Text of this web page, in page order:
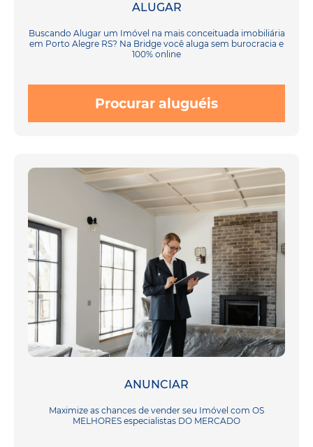
ALUGAR
Buscando Alugar um Imóvel na mais conceituada imobiliária
em Porto Alegre RS? Na Bridge você aluga sem burocracia e
100% online
Procurar aluguéis
ANUNCIAR
Maximize as chances de vender seu Imóvel com OS
MELHORES especialistas DO MERCADO